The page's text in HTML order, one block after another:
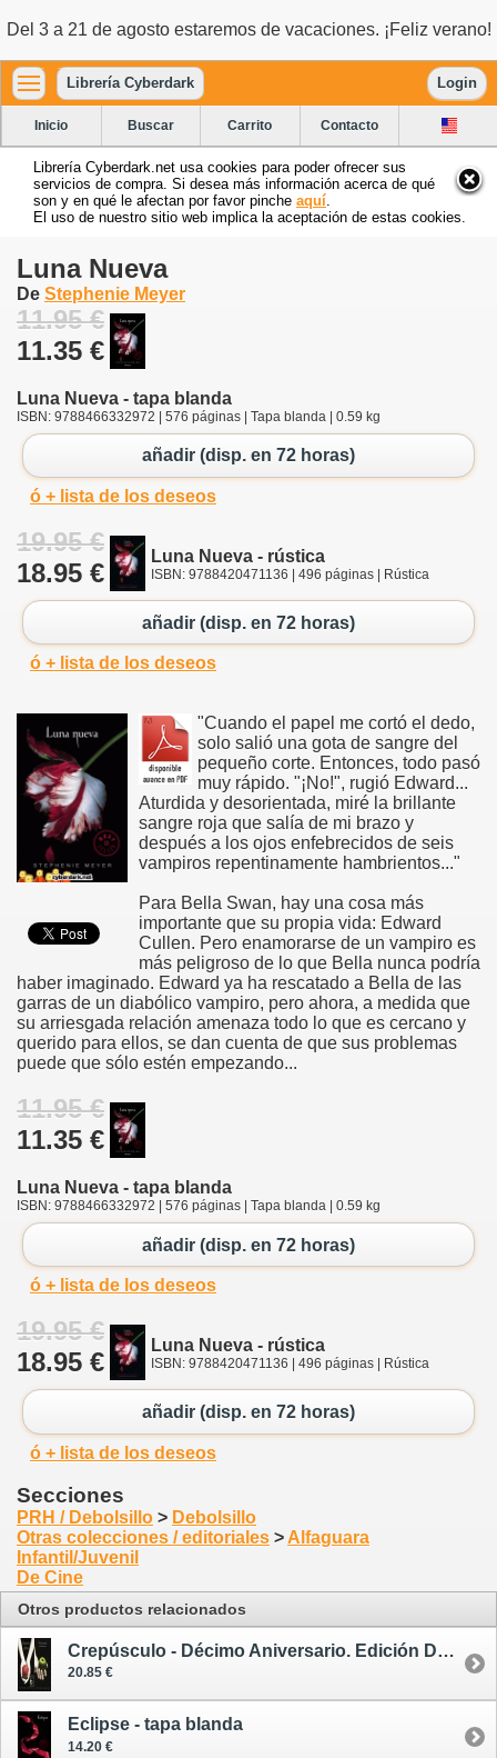
Del 3 a 21 de agosto estaremos de vacaciones. ¡Feliz verano!
Librería Cyberdark Login
Inicio Buscar Carrito Contacto
Librería Cyberdark.net usa cookies para poder ofrecer sus
servicios de compra. Si desea más información acerca de qué
son y en qué le afectan por favor pinche aquí
El uso de nuestro sitio web implica la aceptación de estas cookies.
Luna Nueva
De Stephenie Meyer
11.95 €
11.35 €
Luna Nueva - tapa blanda
ISBN: 9788466332972 | 576 páginas | Tapa blanda | 0.59 kg
añadir (disp. en 72 horas)
ó + lista de los deseos
19.95 €
18.95 €
Luna Nueva - rústica
ISBN: 9788420471136 | 496 páginas | Rústica
añadir (disp. en 72 horas)
ó + lista de los deseos
"Cuando el papel me cortó el dedo,
solo salió una gota de sangre del
pequeño corte. Entonces, todo pasó
muy rápido. "¡No!", rugió Edward...
Aturdida y desorientada, miré la brillante
sangre roja que salía de mi brazo y
después a los ojos enfebrecidos de seis
vampiros repentinamente hambrientos..."
Para Bella Swan, hay una cosa más
importante que su propia vida: Edward
Cullen. Pero enamorarse de un vampiro es
más peligroso de lo que Bella nunca podría
haber imaginado. Edward ya ha rescatado a Bella de las
garras de un diabólico vampiro, pero ahora, a medida que
su arriesgada relación amenaza todo lo que es cercano y
querido para ellos, se dan cuenta de que sus problemas
puede que sólo estén empezando...
11.95 €
11.35 €
Luna Nueva - tapa blanda
ISBN: 9788466332972 | 576 páginas | Tapa blanda | 0.59 kg
añadir (disp. en 72 horas)
ó + lista de los deseos
19.95 €
18.95 €
Luna Nueva - rústica
ISBN: 9788420471136 | 496 páginas | Rústica
añadir (disp. en 72 horas)
ó + lista de los deseos
Secciones
PRH / Debolsillo > Debolsillo
Otras colecciones / editoriales > Alfaguara
Infantil/Juvenil
De Cine
Otros productos relacionados
Crepúsculo - Décimo Aniversario. Edición Dual Vida y Muerte
20.85 €
Eclipse - tapa blanda
14.20 €